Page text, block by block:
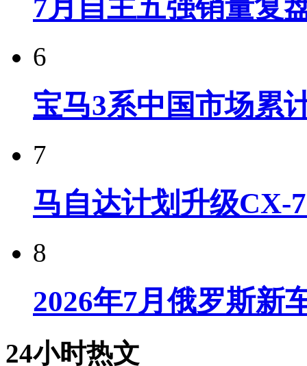
7月自主五强销量复
6
宝马3系中国市场累
7
马自达计划升级CX-
8
2026年7月俄罗斯新
24小时热文